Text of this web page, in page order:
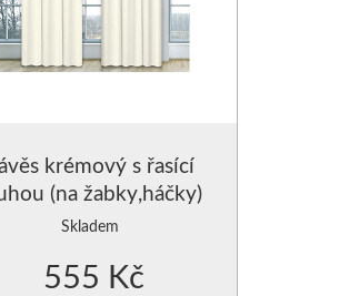
POVLAK NA
POVLAK NA
POLŠTÁŘE SAMETOVÉ
VÝPLNĚ DO POLŠTÁŘŮ
krémový s řasící
(na žabky,háčky)
Skladem
555 Kč